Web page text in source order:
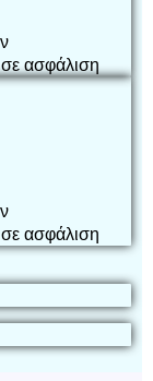
ασφάλιση
ασφάλιση